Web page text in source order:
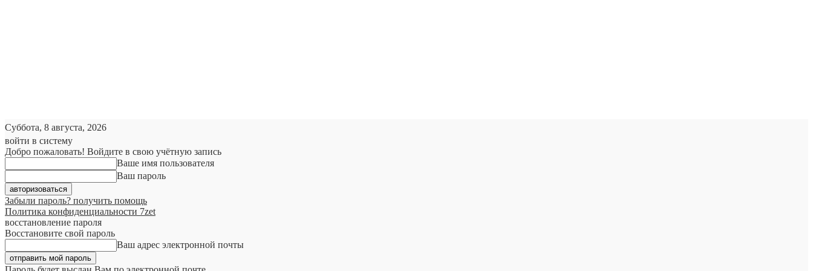
Суббота, 8 августа, 2026
войти в систему
Добро пожаловать! Войдите в свою учётную запись
Ваше имя пользователя
Ваш пароль
Забыли пароль? получить помощь
Политика конфиденциальности 7zet
восстановление пароля
Восстановите свой пароль
Ваш адрес электронной почты